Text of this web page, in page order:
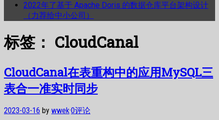
2022年了基于 Apache Doris 的数据仓库平台架构设计
（力荐给中小公司）
标签： CloudCanal
CloudCanal在表重构中的应用MySQL三
表合一准实时同步
2023-03-16 by wwek·0评论